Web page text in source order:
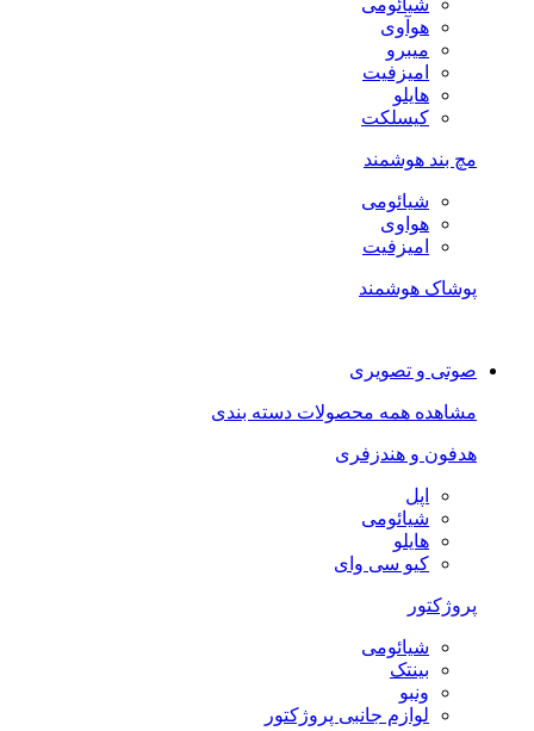
شیائومی
هوآوی
میبرو
امیزفیت
هایلو
کیسلکت
مچ بند هوشمند
شیائومی
هواوی
امیزفیت
پوشاک هوشمند
صوتی و تصویری
مشاهده همه محصولات دسته بندی
هدفون و هندزفری
اپل
شیائومی
هایلو
کیو سی وای
پروژکتور
شیائومی
بینتک
ونبو
لوازم جانبی پروژکتور